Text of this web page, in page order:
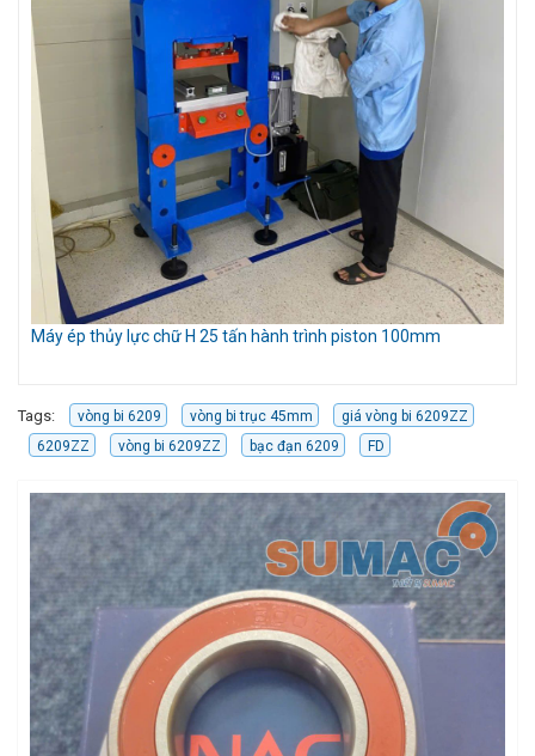
Máy ép thủy lực chữ H 25 tấn hành trình piston 100mm
Tags: vòng bi 6209 vòng bi trục 45mm
giá vòng bi 6209ZZ
6209ZZ
vòng bi 6209ZZ bạc đạn 6209 FD